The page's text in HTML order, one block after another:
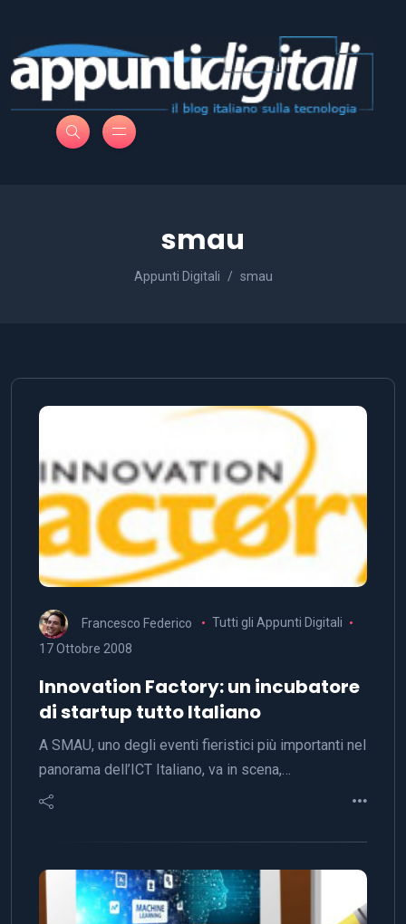
smau
Appunti Digitali smau
Francesco Federico
Tutti gli Appunti Digitali
17 Ottobre 2008
Innovation Factory: un incubatore
di startup tutto Italiano
A SMAU, uno degli eventi fieristici più importanti nel
panorama dell’ICT Italiano, va in scena,…